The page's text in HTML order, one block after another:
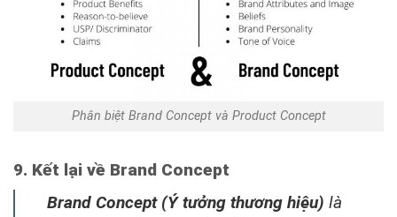
Phân biệt Brand Concept và Product Concept
9. Kết lại về Brand Concept
Brand Concept (Ý tưởng thương hiệu) là